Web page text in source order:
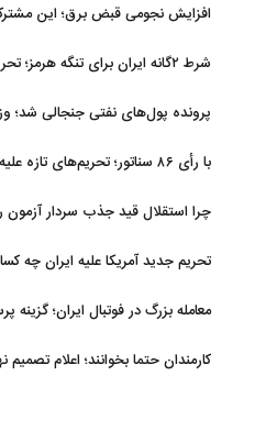
افزایش نجومی قبض برق؛ این
شرط ۲گانه ایران برای تنگه هرمز؛ تحریم‌ها و غرامت به معادله برگشتند
پرونده پول‌های نفتی جنجالی شد؛
با رأی ۸۶ سناتور؛ تحریم‌های تازه علیه ایران کلید خورد
چرا استقلال قید جذب سردار آزمون
تحریم جدید آمریکا علیه ایران چه
معامله بزرگ در فوتبال ایران؛
کارمندان حتما بخوانند؛ اعلام تصمیم